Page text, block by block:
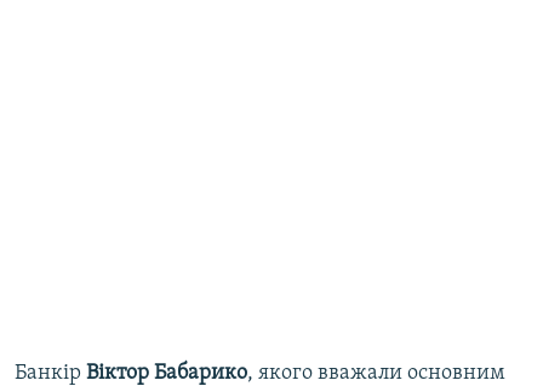
Банкір Віктор Бабарико, якого вважали основним